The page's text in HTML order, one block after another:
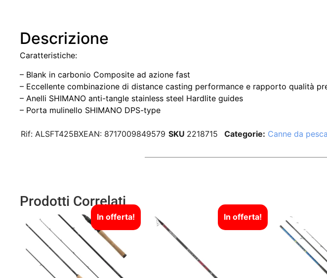
Descrizione
Caratteristiche:
– Blank in carbonio Composite ad azione fast
– Eccellente combinazione di distance casting performance e rapporto qualità
– Anelli SHIMANO anti-tangle stainless steel Hardlite guides
– Porta mulinello SHIMANO DPS-type
Rif: ALSFT425BXEAN: 8717009849579 SKU 2218715 Categorie: Canne da pesca
Prodotti Correlati
In offerta! In offerta!